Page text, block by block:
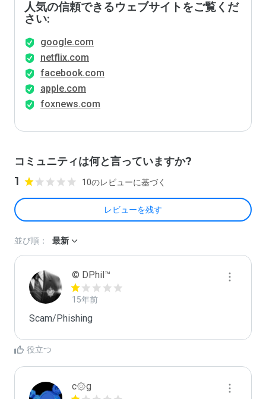
人気の信頼できるウェブサイトをご覧くだ
さい:
google.com
netflix.com
facebook.com
apple.com
foxnews.com
コミュニティは何と言っていますか?
1 10のレビューに基づく
レビューを残す
並び順： 最新
© DPhil™
15年前
Scam/Phishing
役立つ
c۞g